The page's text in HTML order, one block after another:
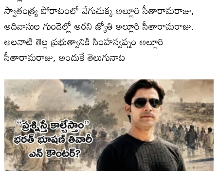
స్వాతంత్ర్య పోరాటంలో వేగుచుక్క అల్లూరి సీతారామరాజు,
ఆదివాసుల గుండెల్లో ఆరని జ్యోతి అల్లూరి సీతారామరాజు.
అలనాటి తెల్ల ప్రభుత్వానికి సింహస్వప్నం అల్లూరి
సీతారామరాజు, అందుకే తెలుగునాట